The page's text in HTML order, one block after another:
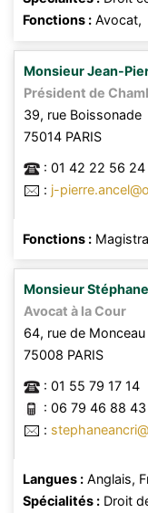
Fonctions : Avocat,
MonsieurJean-
Président de
39, rue Boissonade
75014 PARIS
: 01 42 22 56 24
: j-
Fonctions :
MonsieurStéphane
Avocat à la Cour
64, rue de Monceau
75008 PARIS
: 01 55 79 17 14
: 06 79 46 88 43
:
Langues : Anglais,
Spécialités : Droit